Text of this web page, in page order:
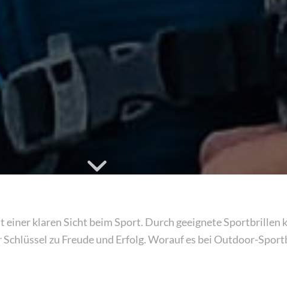
klaren Sicht beim Sport. Durch geeignete Sportbrillen
zu Freude und Erfolg. Worauf es bei Outdoor-